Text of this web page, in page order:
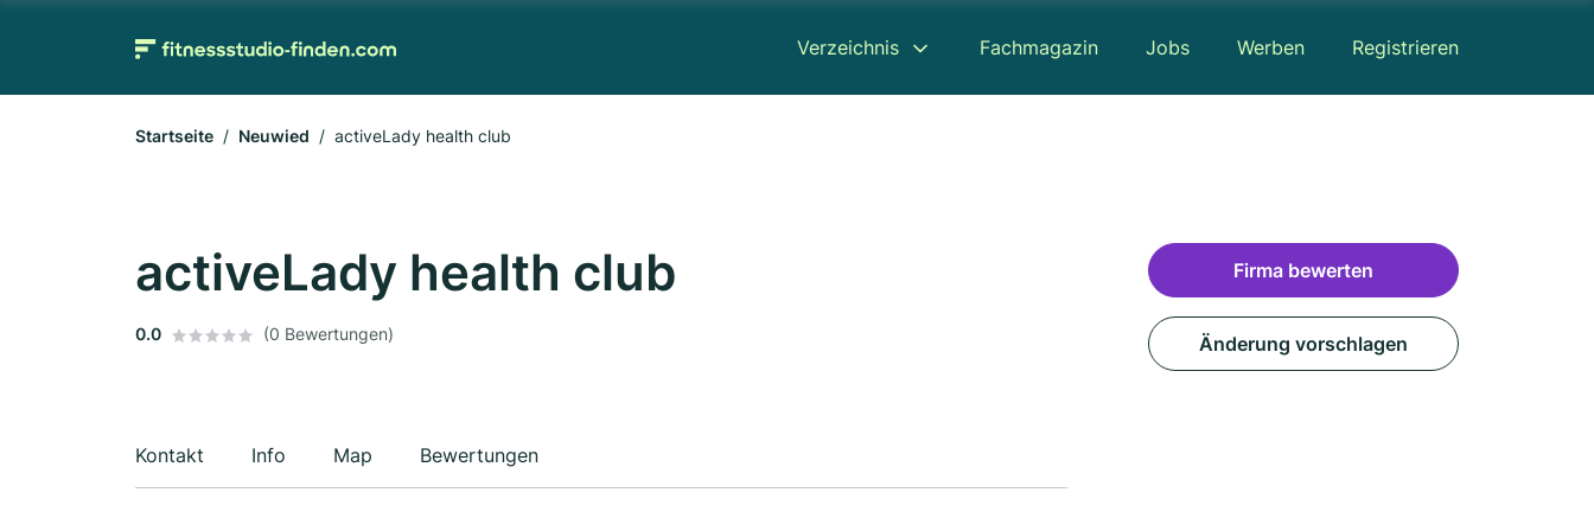
Verzeichnis Fachmagazin Jobs Werben Registrieren
Startseite Neuwied activeLady health club
activeLady health club
0.0 (0 Bewertungen)
Kontakt Info Map Bewertungen
Firma bewerten
Änderung vorschlagen